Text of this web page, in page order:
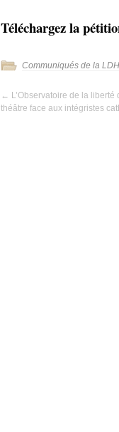
Téléchargez la
Communiqués de la LDH
← L’Observatoire de la
théâtre face aux intégristes